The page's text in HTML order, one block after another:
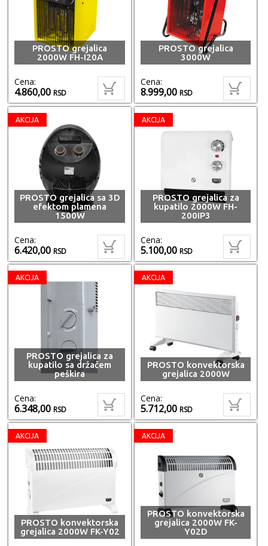
PROSTO grejalica
2000W FH-I20A
Cena:
4.860,00RSD
PROSTO grejalica
3000W
Cena:
8.999,00RSD
AKCIJA
PROSTO grejalica sa 3D
efektom plamena
1500W
Cena:
6.420,00RSD
AKCIJA
PROSTO grejalica za
kupatilo 2000W FH-
200IP3
Cena:
5.100,00RSD
AKCIJA
PROSTO grejalica za
kupatilo sa držačem
peškira
Cena:
6.348,00RSD
AKCIJA
PROSTO konvektorska
grejalica 2000W
Cena:
5.712,00RSD
AKCIJA
PROSTO konvektorska
grejalica 2000W FK-Y02
AKCIJA
PROSTO konvektorska
grejalica 2000W FK-
Y02D